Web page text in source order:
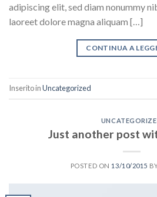
adipiscing elit, sed diam nonummy
laoreet dolore magna aliquam […]
CONTINUA A
Inserito inUncategorized
Just another post
POSTED ON 13/10/2015